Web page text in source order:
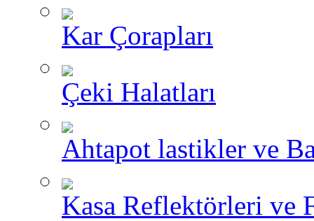
Kar Çorapları
Çeki Halatları
Ahtapot lastikler ve
Kasa Reflektörleri ve